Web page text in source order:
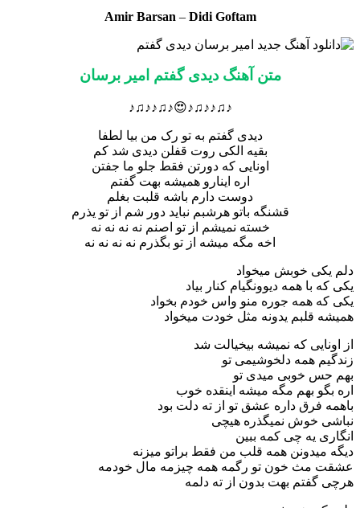
Amir Barsan – Didi Goftam
متن آهنگ دیدی گفتم امیر برسان
♪♫♪♪♫♪😍♪♫♪♪♫♪
دیدی گفتم به تو رک من بیا لطفا
بقیه الکی روت قفلن دیدی شد کم
اونایی که دورتن فقط جلو ما جفتن
اره اینارو همیشه بهت گفتم
دوست دارم باشه قلبت بغلم
قشنگه باتو هرشبم نباید دور شم از تو یذرم
خسته نمیشم از تو اصنم نه نه نه نه
اخه مگه میشه از تو بگذرم نه نه نه نه
دلم یکی خوبش میخواد
یکی که با همه دیوونگیام کنار بیاد
یکی که همه جوره منو واس خودم بخواد
همیشه قلبم یدونه مثل خودت میخواد
از اونایی که نمیشه بیخیالت شد
زندگیم همه دلخوشیمی تو
بهم حس خوبی میدی تو
اره بگو بهم مگه میشه اینقده خوب
باهمه فرق داره عشق تو از ته دلت بود
نباشی خوش نمیگذره هیچی
انگاری یه چی کمه ببین
دیگه میدونن همه قلب من فقط براتو میزنه
عشقت مث خون تو رگمه همه چیزمه مال خودمه
هرچی گفتم بهت بدون از ته دلمه